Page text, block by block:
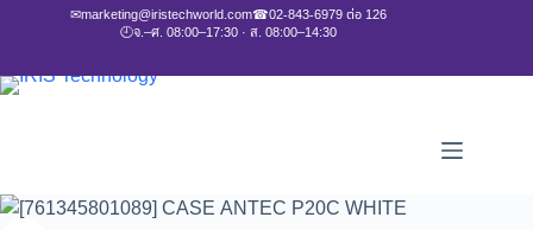
✉marketing@iristechworld.com☎02-843-6979 ต่อ 126
🕘จ.–ศ. 08:00–17:30 · ส. 08:00–14:30